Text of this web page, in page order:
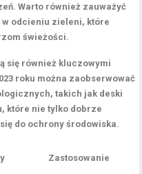
Warto również zauważyć
odcieniu zieleni, które
świeżości.
się również kluczowymi
roku można zaobserwować
, takich jak deski
które nie tylko dobrze
do ochrony środowiska.
Zastosowanie